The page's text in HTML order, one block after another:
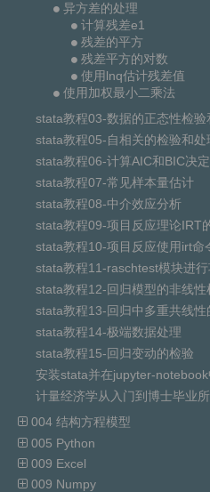
异方差的处理
计算残差e1
残差的平方
残差平方的对数
使用lnq估计残差值
使用加权最小二乘法
stata教程03-数据的正态性检验
stata教程05-自相关的检验和处
stata教程06-计算AIC和BIC决定
stata教程07-常见样本量估计
stata教程08-中介效应分析
stata教程09-项目反应理论IRT
stata教程10-项目反应使用irt命
stata教程11-raschtest模块进行
stata教程12-回归模型的非线性
stata教程13-回归中多重共线性
stata教程14-极端数据处理
stata教程15-回归变动的检验
安装stata并在jupyter-notebook
计量经济学从入门到博士毕业
004 结构方程模型
005 Python
009 Excel
009 Numpy